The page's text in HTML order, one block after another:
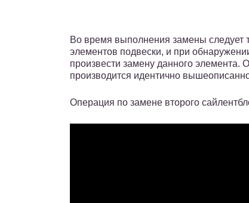
Во время выполнения замены следует
элементов подвески, и при
произвести замену данного элемента.
производится идентично
Операция по замене второго